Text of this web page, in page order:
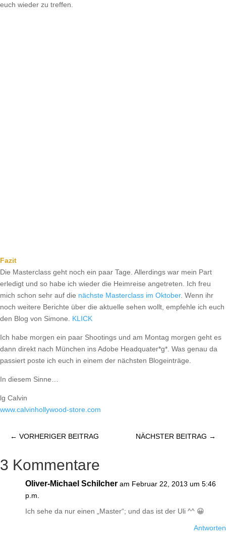
euch wieder zu treffen.
Fazit
Die Masterclass geht noch ein paar Tage. Allerdings war mein Part
erledigt und so habe ich wieder die Heimreise angetreten. Ich freu
mich schon sehr auf die nächste Masterclass im Oktober. Wenn ihr
noch weitere Berichte über die aktuelle sehen wollt, empfehle ich euch
den Blog von Simone. KLICK
Ich habe morgen ein paar Shootings und am Montag morgen geht es
dann direkt nach München ins Adobe Headquater*g*. Was genau da
passiert poste ich euch in einem der nächsten Blogeinträge.
In diesem Sinne…
lg Calvin
www.calvinhollywood-store.com
← VORHERIGER BEITRAG NÄCHSTER BEITRAG →
3 Kommentare
Oliver-Michael Schilcher am Februar 22, 2013 um 5:46
p.m.
Ich sehe da nur einen „Master“; und das ist der Uli ^^ 😀
Antworten